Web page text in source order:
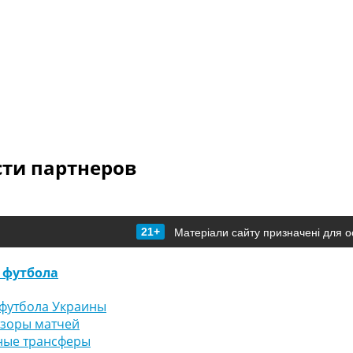
партнеров
21+ Матеріали сайту призначені для
Украины
матчей
трансферы